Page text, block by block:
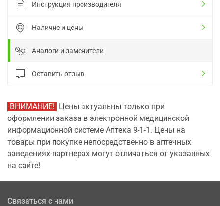
Инструкция производителя
Наличие и цены
Аналоги и заменители
Оставить отзыв
ВНИМАНИЕ! Цены актуальны только при
оформлении заказа в электронной медицинской
информационной системе Аптека 9-1-1. Цены на
товары при покупке непосредственно в аптечных
заведениях-партнерах могут отличаться от указанных
на сайте!
Связаться с нами